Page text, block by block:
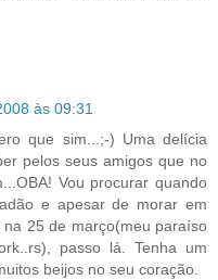
às 09:31
que sim...;-) Uma delícia
pelos seus amigos que no
Vou procurar quando
e apesar de morar em
25 de março(meu paraíso
passo lá. Tenha um
beijos no seu coração.